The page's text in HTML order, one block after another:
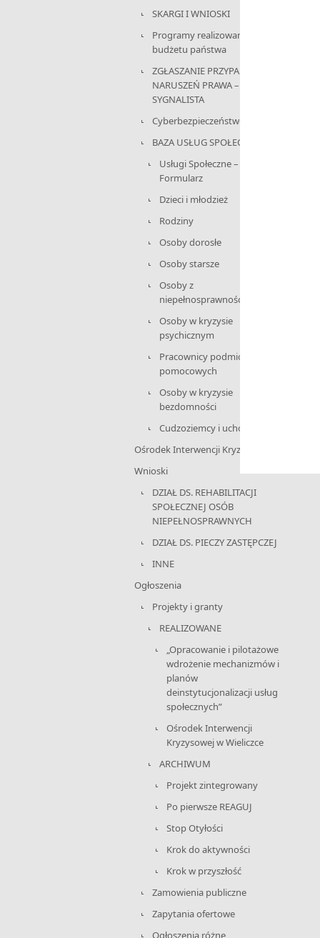
SKARGI I WNIOSKI
Programy realizowane z
budżetu państwa
ZGŁASZANIE PRZYPADKÓW
NARUSZEŃ PRAWA –
SYGNALISTA
Cyberbezpieczeństwo
BAZA USŁUG SPOŁECZNYCH
Usługi Społeczne –
Formularz
Dzieci i młodzież
Rodziny
Osoby dorosłe
Osoby starsze
Osoby z
niepełnosprawnościami
Osoby w kryzysie
psychicznym
Pracownicy podmiotów
pomocowych
Osoby w kryzysie
bezdomności
Cudzoziemcy i uchodźcy
Ośrodek Interwencji Kryzysowej
Wnioski
DZIAŁ DS. REHABILITACJI
SPOŁECZNEJ OSÓB
NIEPEŁNOSPRAWNYCH
DZIAŁ DS. PIECZY ZASTĘPCZEJ
INNE
Ogłoszenia
Projekty i granty
REALIZOWANE
„Opracowanie i pilotażowe
wdrożenie mechanizmów i
planów
deinstytucjonalizacji usług
społecznych”
Ośrodek Interwencji
Kryzysowej w Wieliczce
ARCHIWUM
Projekt zintegrowany
Po pierwsze REAGUJ
Stop Otyłości
Krok do aktywności
Krok w przyszłość
Zamowienia publiczne
Zapytania ofertowe
Ogłoszenia różne